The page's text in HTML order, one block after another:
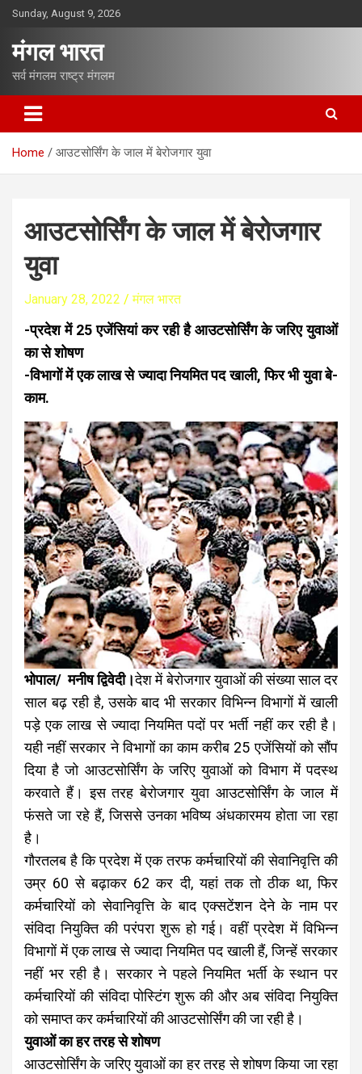
o
e
Sunday, August 9, 2026
मंगल भारत
सर्व मंगलम राष्ट्र मंगलम
Home आउटसोर्सिंग के जाल में बेरोजगार युवा
आउटसोर्सिंग के जाल में बेरोजगार
युवा
January 28, 2022 मंगल भारत
-प्रदेश में 25 एजेंसियां कर रही है आउटसोर्सिंग के जरिए युवाओं
का से शोषण
-विभागों में एक लाख से ज्यादा नियमित पद खाली, फिर भी युवा बे-
काम.
भोपाल/ मनीष द्विवेदी।देश में बेरोजगार युवाओं की संख्या साल दर
साल बढ़ रही है, उसके बाद भी सरकार विभिन्न विभागों में खाली
पड़े एक लाख से ज्यादा नियमित पदों पर भर्ती नहीं कर रही है।
यही नहीं सरकार ने विभागों का काम करीब 25 एजेंसियों को सौंप
दिया है जो आउटसोर्सिंग के जरिए युवाओं को विभाग में पदस्थ
करवाते हैं। इस तरह बेरोजगार युवा आउटसोर्सिंग के जाल में
फंसते जा रहे हैं, जिससे उनका भविष्य अंधकारमय होता जा रहा
है।
गौरतलब है कि प्रदेश में एक तरफ कर्मचारियों की सेवानिवृत्ति की
उम्र 60 से बढ़ाकर 62 कर दी, यहां तक तो ठीक था, फिर
कर्मचारियों को सेवानिवृत्ति के बाद एक्सटेंशन देने के नाम पर
संविदा नियुक्ति की परंपरा शुरू हो गई। वहीं प्रदेश में विभिन्न
विभागों में एक लाख से ज्यादा नियमित पद खाली हैं, जिन्हें सरकार
नहीं भर रही है। सरकार ने पहले नियमित भर्ती के स्थान पर
कर्मचारियों की संविदा पोस्टिंग शुरू की और अब संविदा नियुक्ति
को समाप्त कर कर्मचारियों की आउटसोर्सिंग की जा रही है।
युवाओं का हर तरह से शोषण
आउटसोर्सिंग के जरिए युवाओं का हर तरह से शोषण किया जा रहा